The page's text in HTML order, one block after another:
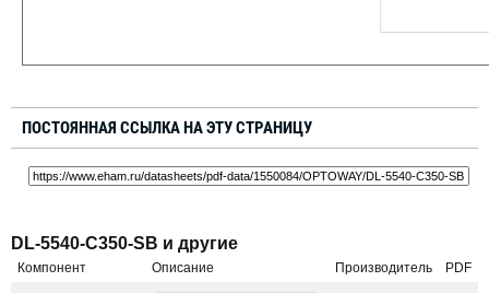
ПОСТОЯННАЯ ССЫЛКА НА ЭТУ СТРАНИЦУ
DL-5540-C350-SB и другие
Компонент Описание Производитель PDF